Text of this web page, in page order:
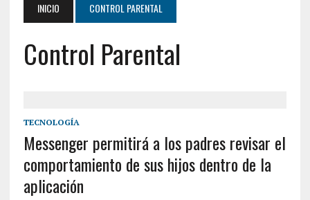
INICIO CONTROL PARENTAL
Control Parental
TECNOLOGÍA
Messenger permitirá a los padres revisar el
comportamiento de sus hijos dentro de la
aplicación